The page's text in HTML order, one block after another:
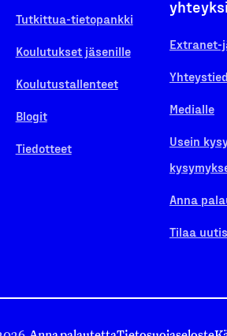
Tutkittua-tietopankki
Koulutukset jäsenille
Koulutustallenteet
Blogit
Tiedotteet
Extranet-
Medialle
Usein
Anna
Tilaa